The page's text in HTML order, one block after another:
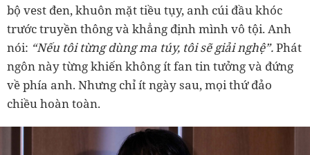
bộ vest đen, khuôn mặt tiều tụy, anh cúi đầu khóc
trước truyền thông và khẳng định mình vô tội. Anh
nói: “Nếu tôi từng dùng ma túy, tôi sẽ giải nghệ”.Phát
ngôn này từng khiến không ít fan tin tưởng và đứng
về phía anh. Nhưng chỉ ít ngày sau, mọi thứ đảo
chiều hoàn toàn.